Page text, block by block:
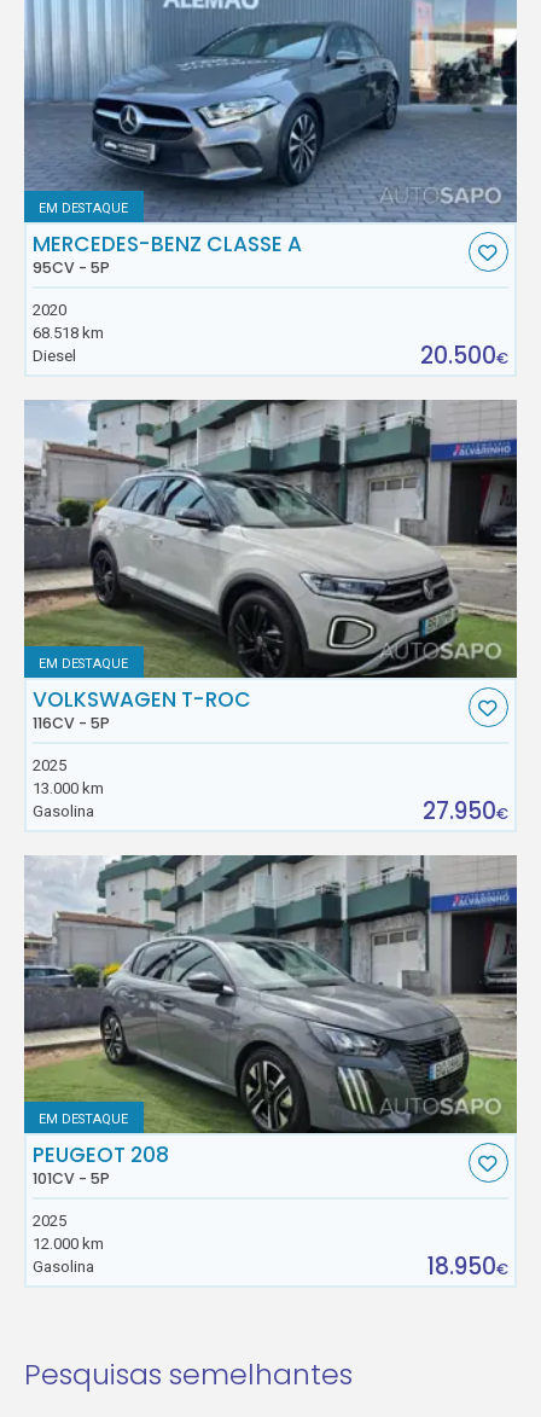
EM DESTAQUE
MERCEDES-BENZ CLASSE A
95CV - 5P
2020
68.518 km
Diesel
20.500€
EM DESTAQUE
VOLKSWAGEN T-ROC
116CV - 5P
2025
13.000 km
Gasolina
27.950€
EM DESTAQUE
PEUGEOT 208
101CV - 5P
2025
12.000 km
Gasolina
18.950€
Pesquisas semelhantes